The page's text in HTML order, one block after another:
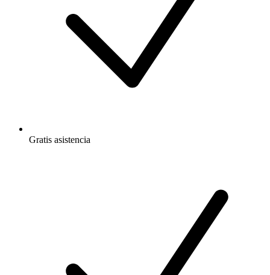
Gratis asistencia